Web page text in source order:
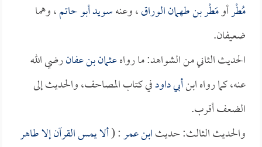
مُطْرأومَطْر بن طهمان الوراق، وعنهسويد أبو حاتم، وهما
ضعيفان.
الحديث الثاني من الشواهد: ما رواهعثمان بن عفانرضي الله
عنه، كما رواه ابنأبي داودفي كتاب المصاحف، والحديث إلى
الضعف أقرب.
والحديث الثالث: حديثابن عمر: (ألا يمس القرآن إلا طاهر